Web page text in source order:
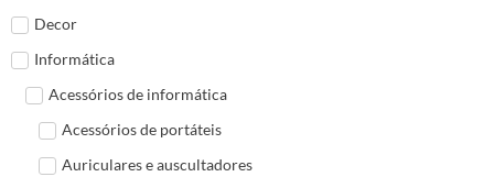
Decor
Informática
Acessórios de informática
Acessórios de portáteis
Auriculares e auscultadores